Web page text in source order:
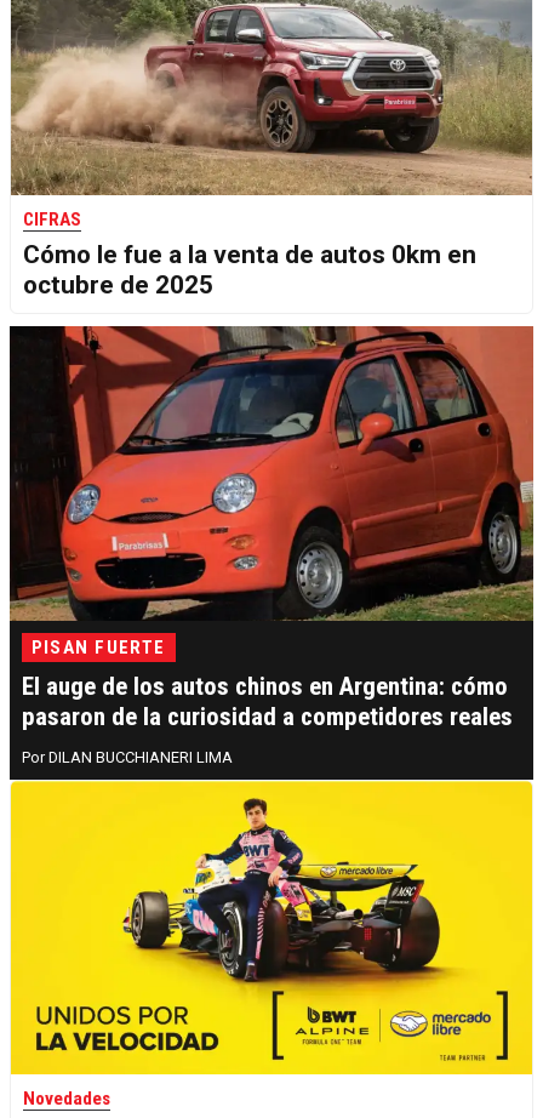
CIFRAS
Cómo le fue a la venta de autos 0km en
octubre de 2025
PISAN FUERTE
El auge de los autos chinos en Argentina: cómo
pasaron de la curiosidad a competidores reales
DILAN BUCCHIANERI LIMA
Novedades